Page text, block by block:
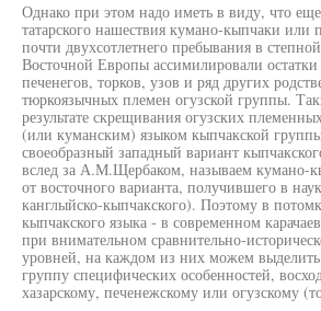
Однако при этом надо иметь в виду, что
татарского нашествия кумано-кыпчаки или
почти двухсотлетнего пребывания в
Восточной Европы ассимилировали остатки
печенегов, торков, узов и ряд других
тюркоязычных племен огузской группы.
результате скрещивания огузских
(или куманским) языком кыпчакской
своеобразный западный вариант
вслед за А.М.Щербаком, называем кумано-
от восточного варианта, получившего в
канглыйско-кыпчакского). Поэтому в
кыпчакского языка - в современном
при внимательном сравнительно-
уровней, на каждом из них можем
группу специфических особенностей,
хазарскому, печенежскому или огузскому